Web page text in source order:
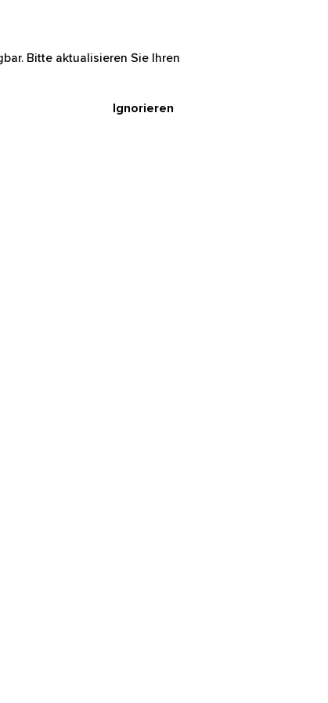
Bitte aktualisieren Sie Ihren
Ignorieren